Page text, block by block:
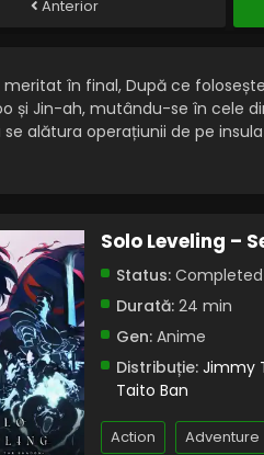
Anterior
meritat în final, După ce
și Jin-ah, mutându-se în cele
alătura operațiunii de pe
Solo Leveling –
Status: Completed
Durată: 24 min
Gen: Anime
Distribuție: Jimmy
Taito Ban
Action Adventure